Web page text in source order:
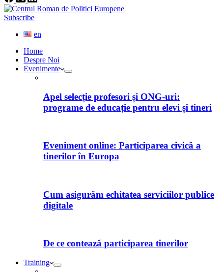
Subscribe
en
Home
Despre Noi
Evenimente
Apel selecție profesori și ONG-uri:
programe de educație pentru elevi și tineri
Eveniment online: Participarea civică a
tinerilor în Europa
Cum asigurăm echitatea serviciilor publice
digitale
De ce contează participarea tinerilor
Training